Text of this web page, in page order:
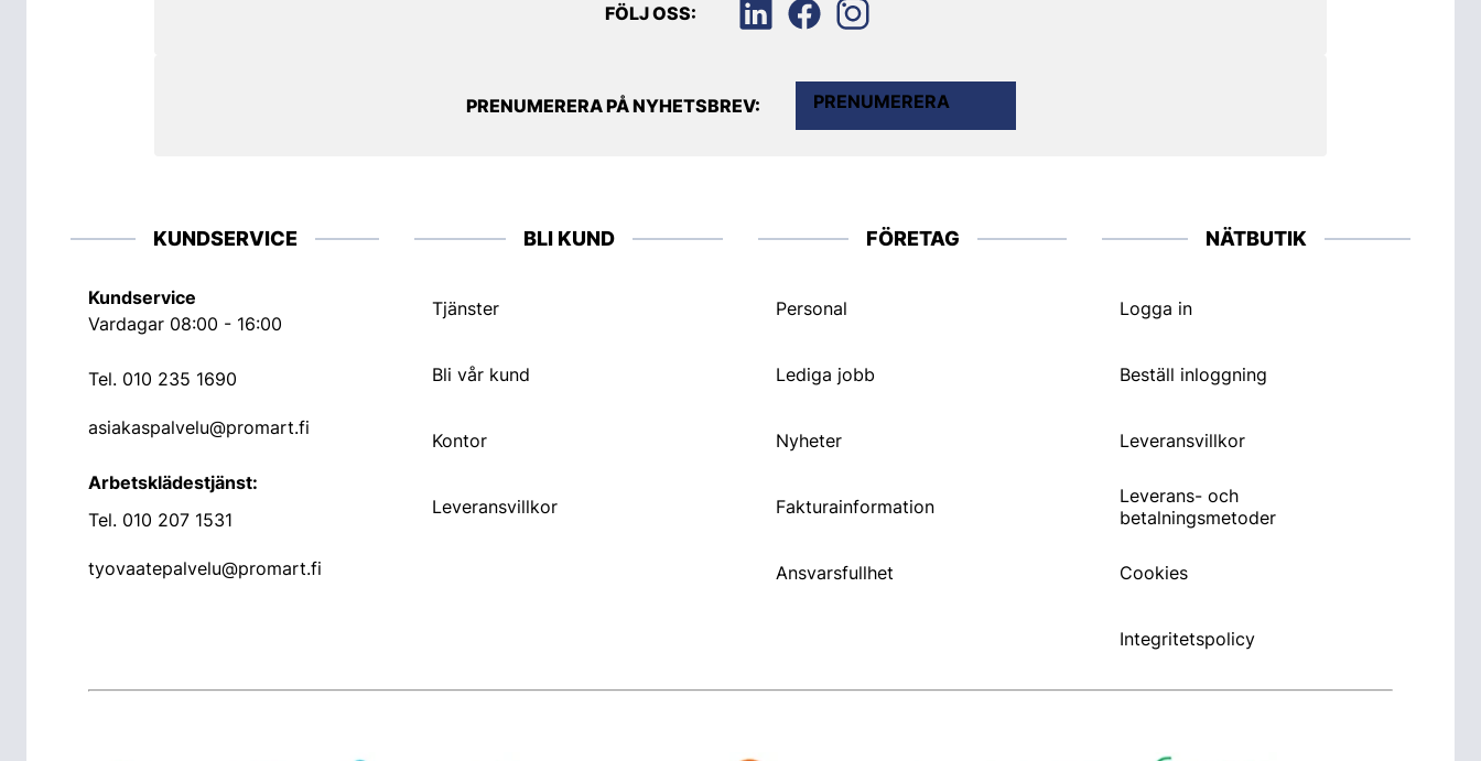
FÖLJ OSS:
PRENUMERERA PÅ NYHETSBREV: PRENUMERERA
KUNDSERVICE
Kundservice
Vardagar 08:00 - 16:00
Tel. 010 235 1690
asiakaspalvelu@promart.fi
Arbetsklädestjänst:
Tel. 010 207 1531
tyovaatepalvelu@promart.fi
BLI KUND
Tjänster
Bli vår kund
Kontor
Leveransvillkor
FÖRETAG
Personal
Lediga jobb
Nyheter
Fakturainformation
Ansvarsfullhet
NÄTBUTIK
Logga in
Beställ inloggning
Leveransvillkor
Leverans- och
betalningsmetoder
Cookies
Integritetspolicy